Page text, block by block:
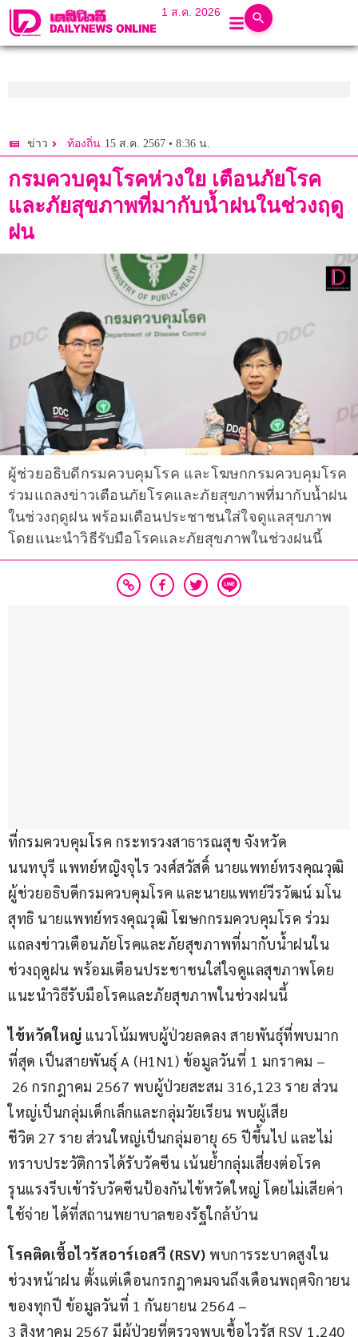
1 ส.ค. 2026
ข่าว ท้องถิ่น 15 ส.ค. 2567 • 8:36 น.
กรมควบคุมโรคห่วงใย เตือนภัยโรค
และภัยสุขภาพที่มากับน้ำฝนในช่วงฤดู
ฝน
ผู้ช่วยอธิบดีกรมควบคุมโรค และโฆษกกรมควบคุมโรค
ร่วมแถลงข่าวเตือนภัยโรคและภัยสุขภาพที่มากับน้ำฝน
ในช่วงฤดูฝน พร้อมเตือนประชาชนใส่ใจดูแลสุขภาพ
โดยแนะนำวิธีรับมือโรคและภัยสุขภาพในช่วงฝนนี้
ที่กรมควบคุมโรค กระทรวงสาธารณสุข จังหวัด
นนทบุรี แพทย์หญิงจุไร วงศ์สวัสดิ์ นายแพทย์ทรงคุณวุฒิ
ผู้ช่วยอธิบดีกรมควบคุมโรค และนายแพทย์วีรวัฒน์ มโน
สุทธิ นายแพทย์ทรงคุณวุฒิ โฆษกกรมควบคุมโรค ร่วม
แถลงข่าวเตือนภัยโรคและภัยสุขภาพที่มากับน้ำฝนใน
ช่วงฤดูฝน พร้อมเตือนประชาชนใส่ใจดูแลสุขภาพโดย
แนะนำวิธีรับมือโรคและภัยสุขภาพในช่วงฝนนี้
ไข้หวัดใหญ่ แนวโน้มพบผู้ป่วยลดลง สายพันธุ์ที่พบมาก
ที่สุด เป็นสายพันธุ์ A (H1N1) ข้อมูลวันที่ 1 มกราคม –
26 กรกฎาคม 2567 พบผู้ป่วยสะสม 316,123 ราย ส่วน
ใหญ่เป็นกลุ่มเด็กเล็กและกลุ่มวัยเรียน พบผู้เสีย
ชีวิต 27 ราย ส่วนใหญ่เป็นกลุ่มอายุ 65 ปีขึ้นไป และไม่
ทราบประวัติการได้รับวัคซีน เน้นย้ำกลุ่มเสี่ยงต่อโรค
รุนแรงรีบเข้ารับวัคซีนป้องกันไข้หวัดใหญ่ โดยไม่เสียค่า
ใช้จ่าย ได้ที่สถานพยาบาลของรัฐใกล้บ้าน
โรคติดเชื้อไวรัสอาร์เอสวี (RSV) พบการระบาดสูงใน
ช่วงหน้าฝน ตั้งแต่เดือนกรกฎาคมจนถึงเดือนพฤศจิกายน
ของทุกปี ข้อมูลวันที่ 1 กันยายน 2564 –
3 สิงหาคม 2567 มีผู้ป่วยที่ตรวจพบเชื้อไวรัส RSV 1,240